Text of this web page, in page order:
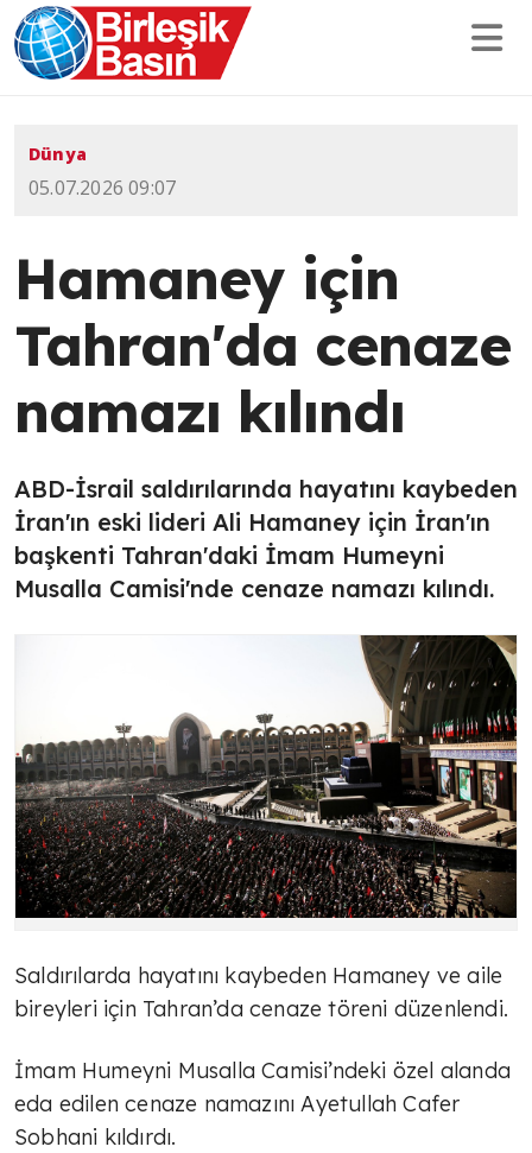
Dünya
05.07.2026 09:07
Hamaney için
Tahran'da cenaze
namazı kılındı
ABD-İsrail saldırılarında hayatını kaybeden
İran'ın eski lideri Ali Hamaney için İran'ın
başkenti Tahran'daki İmam Humeyni
Musalla Camisi'nde cenaze namazı kılındı.
Saldırılarda hayatını kaybeden Hamaney ve aile
bireyleri için Tahran’da cenaze töreni düzenlendi.
İmam Humeyni Musalla Camisi’ndeki özel alanda
eda edilen cenaze namazını Ayetullah Cafer
Sobhani kıldırdı.